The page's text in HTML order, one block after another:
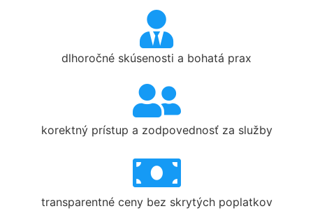
dlhoročné skúsenosti a bohatá prax
korektný prístup a zodpovednosť za služby
transparentné ceny bez skrytých poplatkov